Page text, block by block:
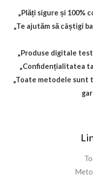
„Plăți sigure și 100%
„Te ajutăm să câștigi
„Produse digitale
„Confidențialitatea
„Toate metodele